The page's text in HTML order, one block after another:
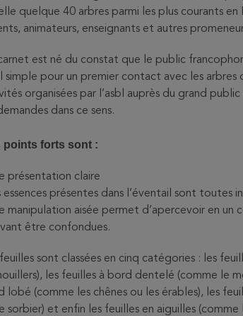
quelque 40 arbres parmi les plus courants
animateurs, enseignants et autres
est né du constat que le public
simple pour un premier contact avec les
organisées par l’asbl auprès du grand
dans ce sens.
points forts sont :
présentation claire
essences présentes dans l’éventail sont toutes
manipulation aisée permet d’apercevoir en un
être confondues.
feuilles sont classées en cinq catégories : les
les feuilles à bord dentelé (comme le
lobé (comme les chênes ou les érables), les
sorbier) et enfin les feuilles en aiguilles